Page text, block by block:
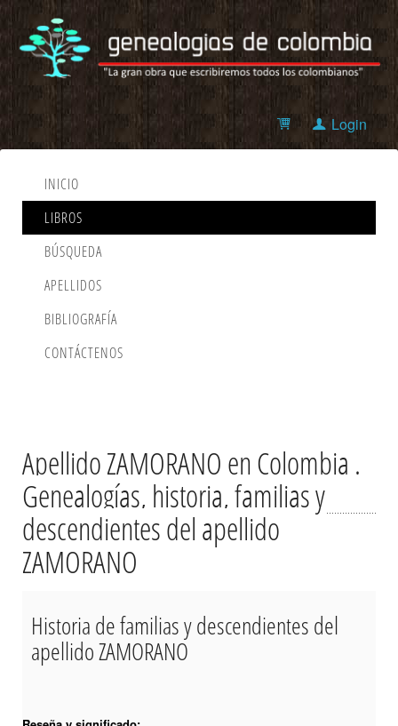
Login
INICIO
LIBROS
BÚSQUEDA
APELLIDOS
BIBLIOGRAFÍA
CONTÁCTENOS
Apellido ZAMORANO en Colombia .
Genealogías, historia, familias y
descendientes del apellido
ZAMORANO
Historia de familias y descendientes del
apellido ZAMORANO